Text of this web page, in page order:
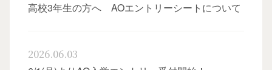
高校3年生の方へ AOエントリーシートについて
2026.06.03